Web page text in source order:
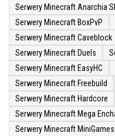
Serwery Minecraft Anarchia
Serwery Minecraft BoxPvP
Serwery Minecraft Caveblock
Serwery Minecraft Duels
Serwery Minecraft EasyHC
Serwery Minecraft Freebuild
Serwery Minecraft Hardcore
Serwery Minecraft Mega
Serwery Minecraft MiniGames